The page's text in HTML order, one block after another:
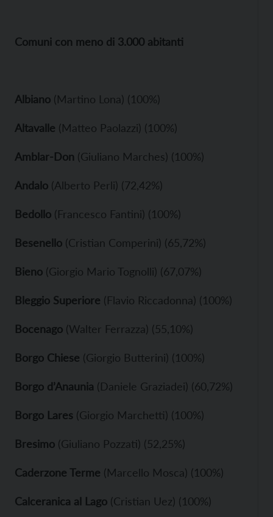
Comuni con meno di 3.000 abitanti
Albiano (Martino Lona) (100%)
Altavalle (Matteo Paolazzi) (100%)
Amblar-Don (Giuliano Marches) (100%)
Andalo (Alberto Perli) (72,42%)
Bedollo (Francesco Fantini) (100%)
Besenello (Cristian Comperini) (65,72%)
Bieno (Giorgio Mario Tognolli) (67,07%)
Bleggio Superiore (Flavio Riccadonna) (100%)
Bocenago (Walter Ferrazza) (55,10%)
Borgo Chiese (Giorgio Butterini) (100%)
Borgo d’Anaunia (Daniele Graziadei) (60,72%)
Borgo Lares (Giorgio Marchetti) (100%)
Bresimo (Giuliano Pozzati) (52,25%)
Caderzone Terme (Marcello Mosca) (100%)
Calceranica al Lago (Cristian Uez) (100%)